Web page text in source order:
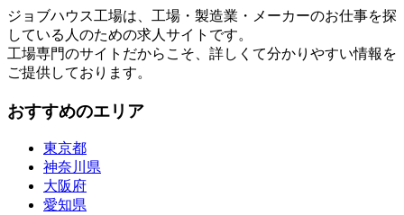
ジョブハウス工場は、工場・製造業・メーカーのお仕事を探
している人のための求人サイトです。
工場専門のサイトだからこそ、詳しくて分かりやすい情報を
ご提供しております。
おすすめのエリア
東京都
神奈川県
大阪府
愛知県